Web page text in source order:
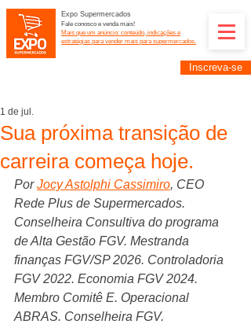
Expo Supermercados
Fale conosco e venda mais!
Mais que um anúncio: conteúdo, indicações e
estratégias para vender mais para supermercados.
Inscreva-se
Sua próxima transição de
carreira começa hoje.
1 de jul.
Por Jocy Astolphi Cassimiro, CEO
Rede Plus de Supermercados.
Conselheira Consultiva do programa
de Alta Gestão FGV. Mestranda
finanças FGV/SP 2026. Controladoria
FGV 2022. Economia FGV 2024.
Membro Comitê E. Operacional
ABRAS. Conselheira FGV.